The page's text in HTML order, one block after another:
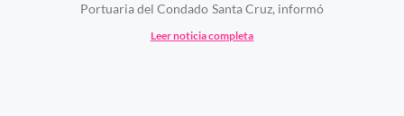
Portuaria del Condado Santa Cruz, informó
Leer noticia completa